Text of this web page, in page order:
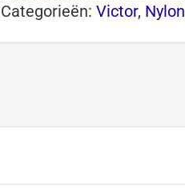
Categorieën:Victor, Nylon